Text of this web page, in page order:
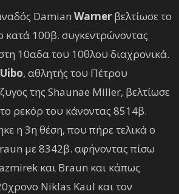
Damian Warner βελτίωσε το
κατά 100β. συγκεντρώνοντας
10αδα του 10θλου διαχρονικά.
Uibo, αθλητής του Πέτρου
της Shaunae Miller, βελτίωσε
ρεκόρ του κάνοντας 8514β.
η 3η θέση, που πήρε τελικά ο
με 8342β. αφήνοντας πίσω
και Braun και κάπως
Niklas Kaul και τον